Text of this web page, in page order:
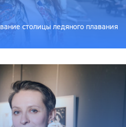
столицы ледяного плавания